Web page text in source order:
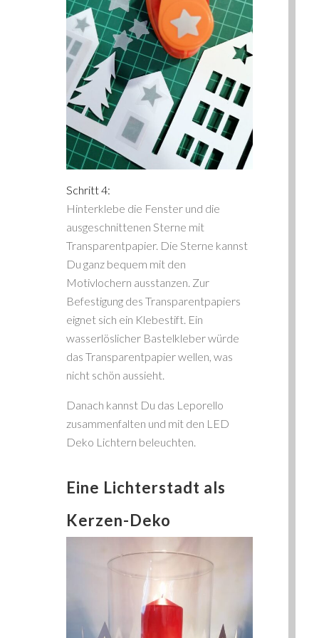
Schritt 4:
Hinterklebe die Fenster und die
ausgeschnittenen Sterne mit
Transparentpapier. Die Sterne kannst
Du ganz bequem mit den
Motivlochern ausstanzen. Zur
Befestigung des Transparentpapiers
eignet sich ein Klebestift. Ein
wasserlöslicher Bastelkleber würde
das Transparentpapier wellen, was
nicht schön aussieht.
Danach kannst Du das Leporello
zusammenfalten und mit den LED
Deko Lichtern beleuchten.
Eine Lichterstadt als
Kerzen-Deko